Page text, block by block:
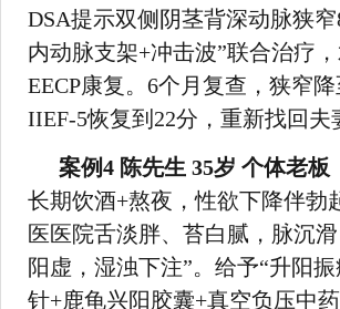
DSA提示双侧阴茎背深动脉狭窄
内动脉支架+冲击波”联合治疗
EECP康复。6个月复查，狭窄降
IIEF-5恢复到22分，重新找回夫
案例4 陈先生 35岁 个体老板
长期饮酒+熬夜，性欲下降伴勃
医医院舌淡胖、苔白腻，脉沉
阳虚，湿浊下注”。给予“升阳
针+鹿龟兴阳胶囊+真空负压中